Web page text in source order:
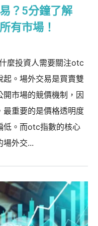
？5分鐘了解
有市場！
麼投資人需要關注otc
起。場外交易是買賣雙
市場的競價機制，因
最重要的是價格透明度
低。而otc指數的核心
場外交...